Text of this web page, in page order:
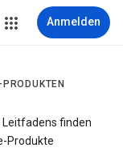
Anmelden
Leitfadens finden
Produkte